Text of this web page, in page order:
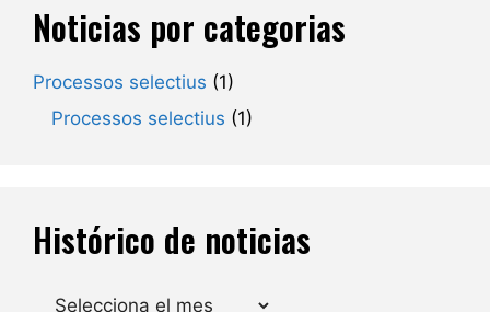
Noticias por categorias
Processos selectius (1)
Processos selectius (1)
Histórico de noticias
Arxius